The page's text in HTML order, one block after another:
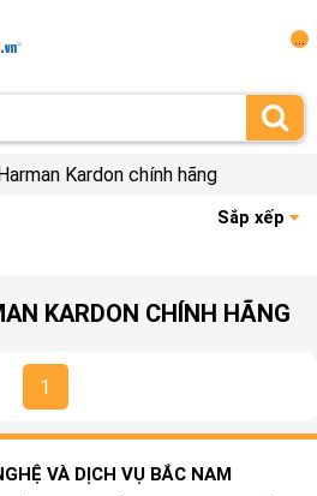
Kardon chính hãng
Sắp xếp
KARDON CHÍNH HÃNG
1
VÀ DỊCH VỤ BẮC NAM